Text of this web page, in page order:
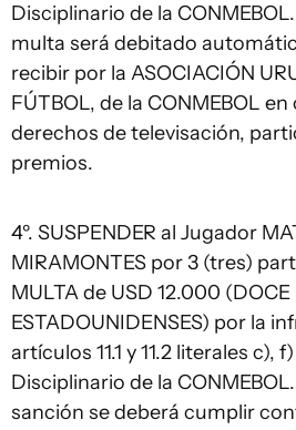
Disciplinario de la
multa será debitado
recibir por la ASOCIACIÓN
FÚTBOL, de la CONMEBOL
derechos de televisación,
premios.
4º. SUSPENDER al Jugador
MIRAMONTES por 3 (tres)
MULTA de USD 12.000
ESTADOUNIDENSES) por la
artículos 11.1 y 11.2 literales c),
Disciplinario de la
sanción se deberá cumplir